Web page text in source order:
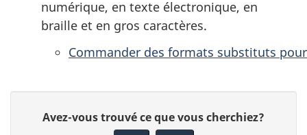
numérique, en texte électronique, en
braille et en gros caractères.
Commander des formats substituts
Avez-vous trouvé ce que vous cherchiez?